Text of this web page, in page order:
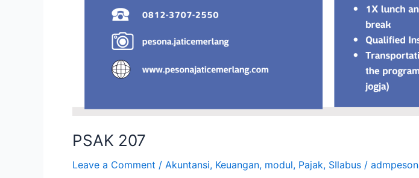
PSAK 207
Leave a Comment / Akuntansi, Keuangan, modul, Pajak, SIlabus /